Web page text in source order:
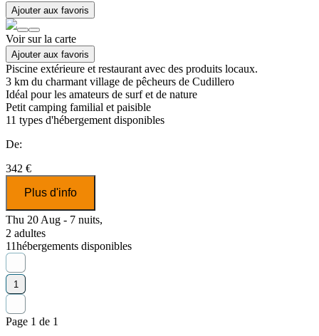
Ajouter aux favoris
Voir sur la carte
Ajouter aux favoris
Piscine extérieure et restaurant avec des produits locaux.
3 km du charmant village de pêcheurs de Cudillero
Idéal pour les amateurs de surf et de nature
Petit camping familial et paisible
11 types d'hébergement disponibles
De:
342 €
Plus d'info
Thu 20 Aug - 7 nuits,
2 adultes
11hébergements disponibles
1
Page 1 de 1